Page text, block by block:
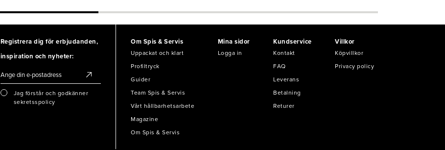
Registrera dig för erbjudanden,
inspiration och nyheter:
Jag förstår och godkänner
sekretsspolicy
Om Spis & Servis
Uppackat och klart
Profiltryck
Guider
Team Spis & Servis
Vårt hållbarhetsarbete
Magazine
Om Spis & Servis
Mina sidor
Logga in
Kundservice
Kontakt
FAQ
Leverans
Betalning
Returer
Villkor
Köpvillkor
Privacy policy